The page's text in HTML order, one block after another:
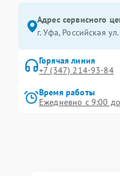
Адрес сервисного
г. Уфа, Российская
Горячая линия
+7 (347) 214-93-84
Время работы
Ежедневно с 9:00